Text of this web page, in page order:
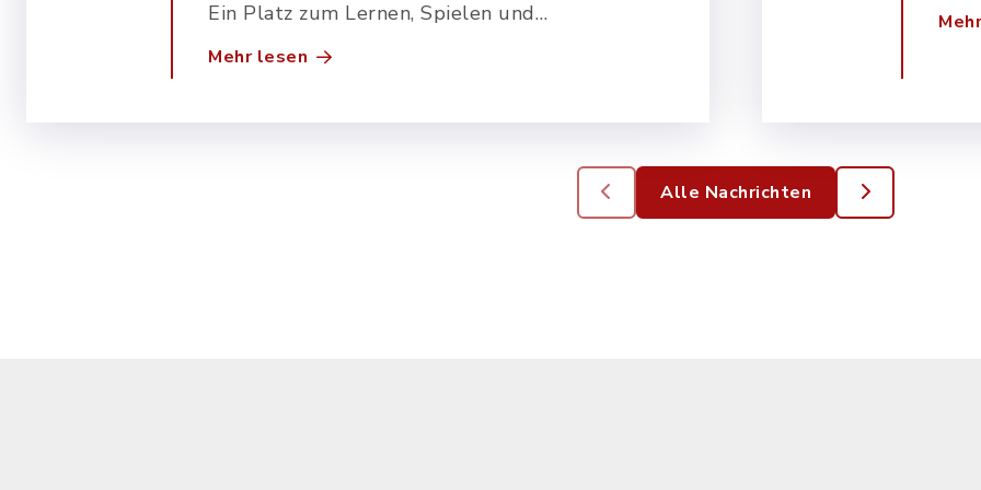
Jubiläumsspende für ein
Herzensprojekt der Gemeinde
Ein Platz zum Lernen, Spielen und
Wohlfühlen - Spende der Sparkasse macht‘s
Mehr lesen
von
Alle Nachrichten